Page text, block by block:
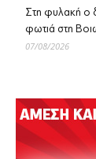
Στη φυλακή ο
φωτιά στη
07/08/2026